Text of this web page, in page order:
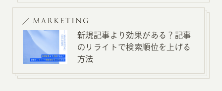
MARKETING
新規記事より効果がある？記事
のリライトで検索順位を上げる
方法